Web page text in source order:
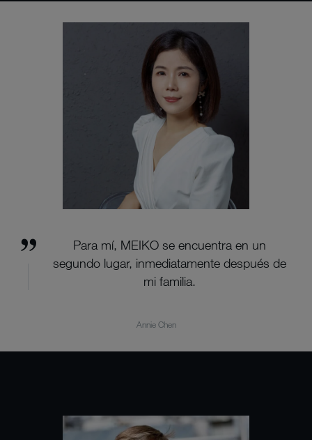
Para mí, MEIKO se encuentra en un
segundo lugar, inmediatamente después de
mi familia.
Annie Chen